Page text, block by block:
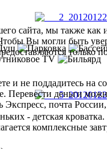
- детская кроватка.
комплексные
сайта, мы также
Вы могли быть
и не поддадитесь
Перевести деньги
почта